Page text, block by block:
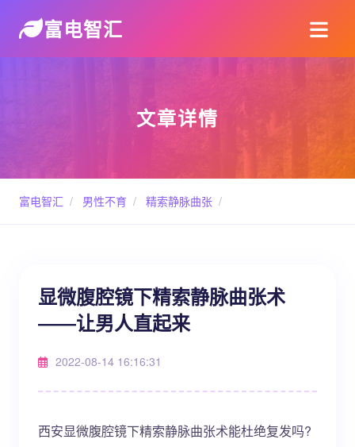
富电智汇
文章详情
富电智汇 / 男性不育 / 精索静脉曲张 /
显微腹腔镜下精索静脉曲张术
――让男人直起来
2022-08-14 16:16:31
西安显微腹腔镜下精索静脉曲张术能杜绝复发吗?